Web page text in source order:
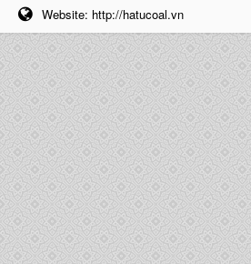
Website: http://hatucoal.vn